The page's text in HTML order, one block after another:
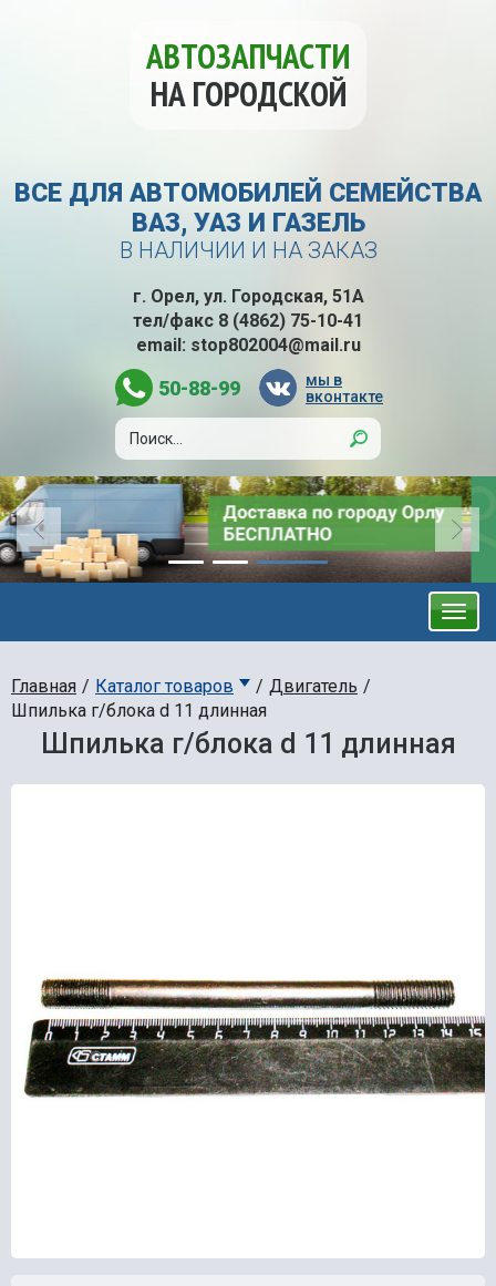
АВТОЗАПЧАСТИ
НА ГОРОДСКОЙ
ВСЕ ДЛЯ АВТОМОБИЛЕЙ СЕМЕЙСТВА
ВАЗ, УАЗ И ГАЗЕЛЬ
В НАЛИЧИИ И НА ЗАКАЗ
г. Орел, ул. Городская, 51А
тел/факс 8 (4862) 75-10-41
email: stop802004@mail.ru
50-88-99
мы в
вконтакте
Главная Каталог товаров
Двигатель
Шпилька г/блока d 11 длинная
Шпилька г/блока d 11 длинная